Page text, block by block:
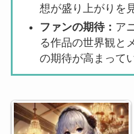
想が盛り上がりを
ファンの期待： ア
る作品の世界観と
の期待が高まって